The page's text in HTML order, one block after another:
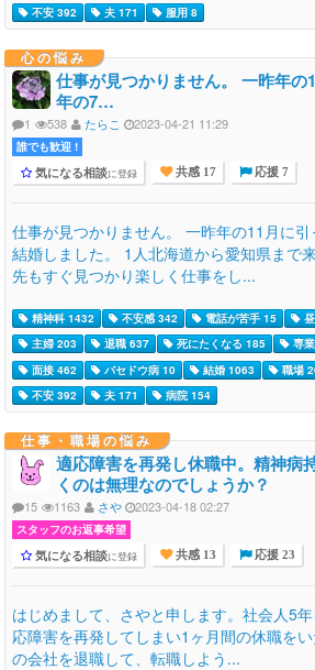
不安 392
夫 171 服用 8
心の悩み
仕事が見つかりません。 一昨年の
年の7…
1 538 たらこ 2023-04-21 11:29
誰でも歓迎 !
気になる相談に登録 共感 17 応援 7
仕事が見つかりません。 一昨年の11月に
結婚しました。 1人北海道から愛知県まで
先もすぐ見つかり楽しく仕事をし...
精神科 1432 不安感 342 電話が苦手 15
主婦 203
退職 637 死にたくなる 185 専
面接 462
バセドウ病 10 結婚 1063 職場
不安 392
夫 171 病院 154
仕事・職場の悩み
適応障害を再発し休職中。精神病
くのは無理なのでしょうか？
15 1163 さや 2023-04-18 02:27
スタッフのお返事希望
気になる相談に登録 共感 13 応援 23
はじめまして、さやと申します。社会人5
応障害を再発してしまい1ヶ月間の休職を
の会社を退職して、転職しよう...